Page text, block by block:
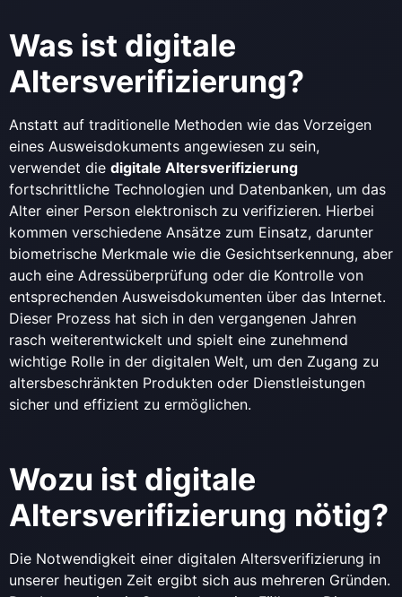
Was ist digitale
Altersverifizierung?
Anstatt auf traditionelle Methoden wie das Vorzeigen
eines Ausweisdokuments angewiesen zu sein,
verwendet die digitale Altersverifizierung
fortschrittliche Technologien und Datenbanken, um das
Alter einer Person elektronisch zu verifizieren. Hierbei
kommen verschiedene Ansätze zum Einsatz, darunter
biometrische Merkmale wie die Gesichtserkennung, aber
auch eine Adressüberprüfung oder die Kontrolle von
entsprechenden Ausweisdokumenten über das Internet.
Dieser Prozess hat sich in den vergangenen Jahren
rasch weiterentwickelt und spielt eine zunehmend
wichtige Rolle in der digitalen Welt, um den Zugang zu
altersbeschränkten Produkten oder Dienstleistungen
sicher und effizient zu ermöglichen.
Wozu ist digitale
Altersverifizierung nötig?
Die Notwendigkeit einer digitalen Altersverifizierung in
unserer heutigen Zeit ergibt sich aus mehreren Gründen.